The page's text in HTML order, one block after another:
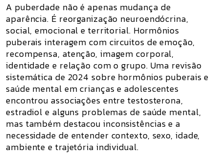
A puberdade não é apenas mudança de
aparência. É reorganização neuroendócrina,
social, emocional e territorial. Hormônios
puberais interagem com circuitos de emoção,
recompensa, atenção, imagem corporal,
identidade e relação com o grupo. Uma revisão
sistemática de 2024 sobre hormônios puberais e
saúde mental em crianças e adolescentes
encontrou associações entre testosterona,
estradiol e alguns problemas de saúde mental,
mas também destacou inconsistências e a
necessidade de entender contexto, sexo, idade,
ambiente e trajetória individual.